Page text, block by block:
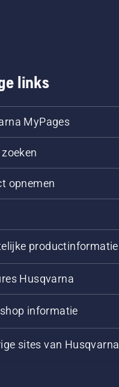
links
MyPages
opnemen
productinformatie
Husqvarna
informatie
sites van Husqvarna